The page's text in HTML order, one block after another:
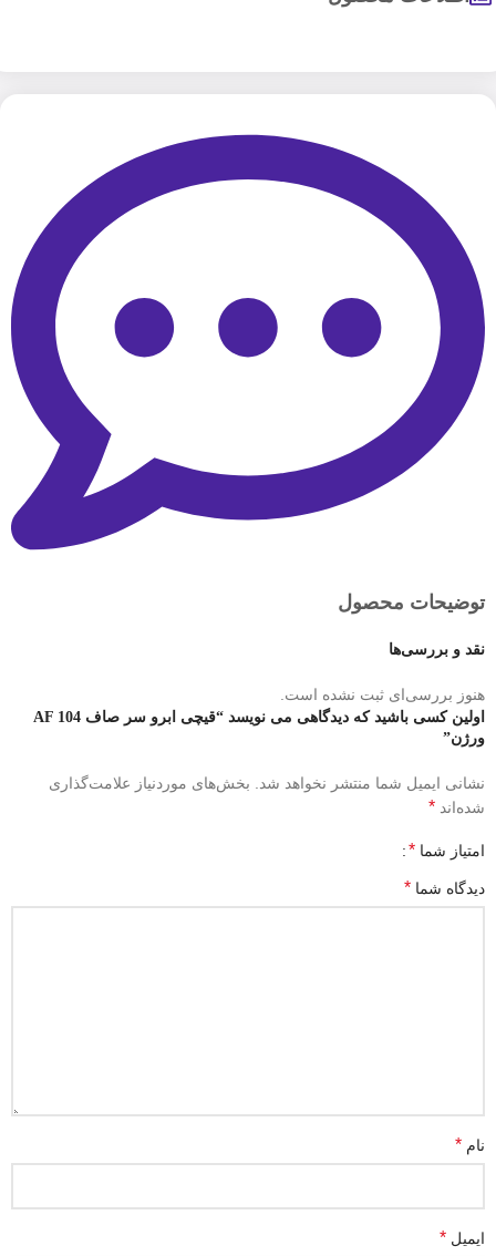
توضیحات محصول
نقد و بررسی‌ها
هنوز بررسی‌ای ثبت نشده است.
اولین کسی باشید که دیدگاهی می نویسد “قیچی ابرو سر صاف AF 104
ورژن”
نشانی ایمیل شما منتشر نخواهد شد.
بخش‌های موردنیاز علامت‌گذاری
شده‌اند *
امتیاز شما *
دیدگاه شما *
نام *
ایمیل *